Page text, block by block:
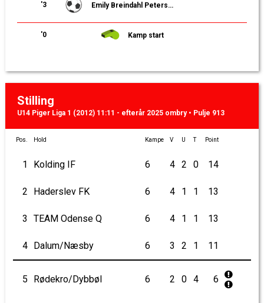
'3 Emily Breindahl Petersen
'0 Kamp start
Stilling
U14 Piger Liga 1 (2012) 11:11 - efterår 2025 ombry • Pulje 913
Pos. Hold Kampe V U T Point
1 Kolding IF 6 4 2 0 14
2 Haderslev FK 6 4 1 1 13
3 TEAM Odense Q 6 4 1 1 13
4 Dalum/Næsby 6 3 2 1 11
5 Rødekro/Dybbøl 6 2 0 4 6